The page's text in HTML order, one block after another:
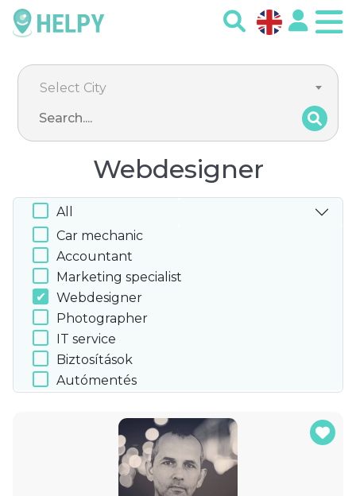
Select City
Webdesigner
All
Car mechanic
Accountant
Marketing specialist
Webdesigner
Photographer
IT service
Biztosítások
Autómentés